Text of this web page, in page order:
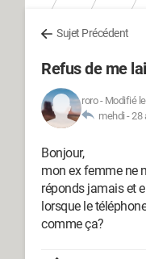
Sujet Précédent
Refus de me
roro- Modifié
mehdi -28
Bonjour,
mon ex femme ne
réponds jamais et
lorsque le
comme ça?